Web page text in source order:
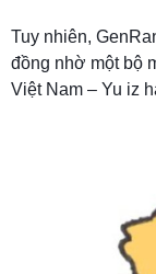
Tuy nhiên,
đồng nhờ một bộ
Việt Nam – Yu iz